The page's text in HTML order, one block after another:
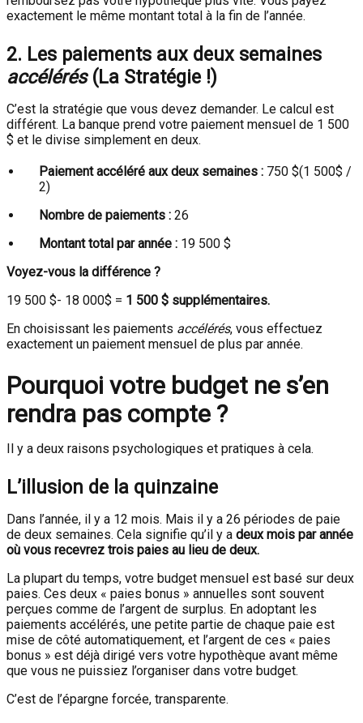
exactement le même montant total à la fin de l’année.
2. Les paiements aux deux semaines
accélérés(La Stratégie !)
C’est la stratégie que vous devez demander. Le calcul est
différent. La banque prend votre paiement mensuel de 1 500
$ et le divise simplement en deux.
Paiement accéléré aux deux semaines : 750 $(1 500$ /
2)
Nombre de paiements : 26
Montant total par année : 19 500 $
Voyez-vous la différence ?
19 500 $- 18 000$ = 1 500 $ supplémentaires.
En choisissant les paiements accélérés, vous effectuez
exactement un paiement mensuel de plus par année.
Pourquoi votre budget ne s’en
rendra pas compte ?
Il y a deux raisons psychologiques et pratiques à cela.
L’illusion de la quinzaine
Dans l’année, il y a 12 mois. Mais il y a 26 périodes de paie
de deux semaines. Cela signifie qu’il y a deux mois par année
où vous recevrez trois paies au lieu de deux.
La plupart du temps, votre budget mensuel est basé sur deux
paies. Ces deux « paies bonus » annuelles sont souvent
perçues comme de l’argent de surplus. En adoptant les
paiements accélérés, une petite partie de chaque paie est
mise de côté automatiquement, et l’argent de ces « paies
bonus » est déjà dirigé vers votre hypothèque avant même
que vous ne puissiez l’organiser dans votre budget.
C’est de l’épargne forcée, transparente.